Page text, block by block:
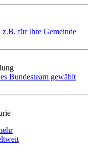
z.B. für Ihre Gemeinde
Bundesteam gewählt